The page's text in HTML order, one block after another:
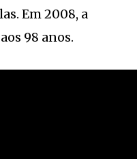
Em 2008, a
98 anos.